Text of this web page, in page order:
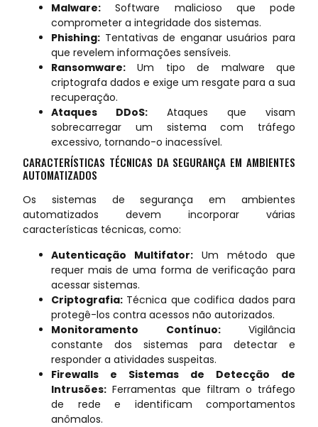
Malware: Software malicioso que pode
comprometer a integridade dos sistemas.
Phishing: Tentativas de enganar usuários para
que revelem informações sensíveis.
Ransomware: Um tipo de malware que
criptografa dados e exige um resgate para a sua
recuperação.
Ataques DDoS: Ataques que visam
sobrecarregar um sistema com tráfego
excessivo, tornando-o inacessível.
CARACTERÍSTICAS TÉCNICAS DA SEGURANÇA EM AMBIENTES
AUTOMATIZADOS
Os sistemas de segurança em ambientes
automatizados devem incorporar várias
características técnicas, como:
Autenticação Multifator: Um método que
requer mais de uma forma de verificação para
acessar sistemas.
Criptografia: Técnica que codifica dados para
protegê-los contra acessos não autorizados.
Monitoramento Contínuo:Vigilância
constante dos sistemas para detectar e
responder a atividades suspeitas.
Firewalls e Sistemas de Detecção de
Intrusões: Ferramentas que filtram o tráfego
de rede e identificam comportamentos
anômalos.